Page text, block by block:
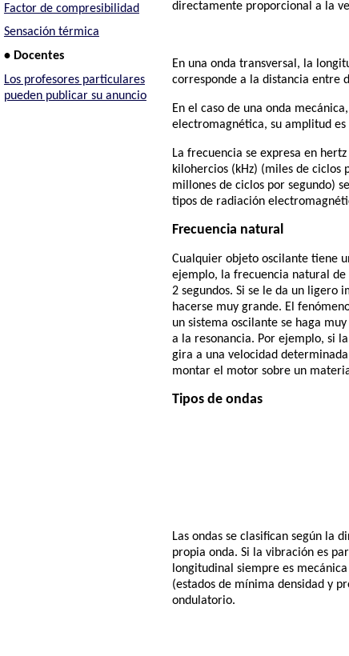
Factor de compresibilidad
Sensación térmica
• Docentes
Los profesores particulares
pueden publicar su anuncio
directamente proporcional a la
En una onda transversal, la
corresponde a la distancia entre
En el caso de una onda
electromagnética, su amplitud
La frecuencia se expresa en hertz
kilohercios (kHz) (miles de ciclos
millones de ciclos por segundo)
tipos de radiación
Frecuencia natural
Cualquier objeto oscilante tiene
ejemplo, la frecuencia natural de
2 segundos. Si se le da un ligero
hacerse muy grande. El
un sistema oscilante se haga
a la resonancia. Por ejemplo, si
gira a una velocidad
montar el motor sobre un
Tipos de ondas
Las ondas se clasifican según la
propia onda. Si la vibración es
longitudinal siempre es
(estados de mínima densidad y
ondulatorio.